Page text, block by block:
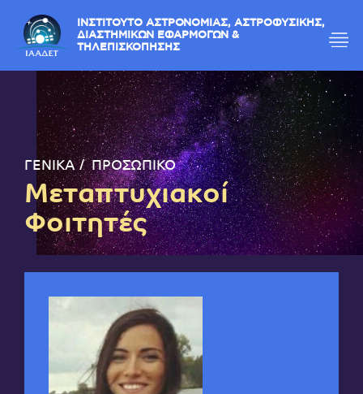
ΙΝΣΤΙΤΟΥΤΟ ΑΣΤΡΟΝΟΜΙΑΣ, ΑΣΤΡΟΦΥΣΙΚΗΣ,
ΔΙΑΣΤΗΜΙΚΩΝ ΕΦΑΡΜΟΓΩΝ &
ΤΗΛΕΠΙΣΚΟΠΗΣΗΣ
ΓΕΝΙΚΑ ΠΡΟΣΩΠΙΚΟ
Μεταπτυχιακοί
Φοιτητές